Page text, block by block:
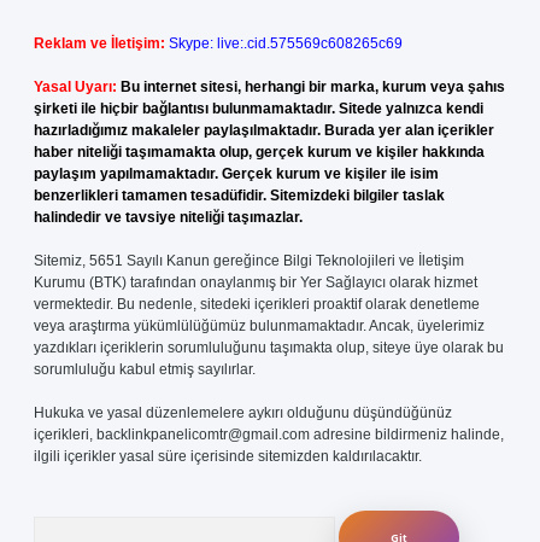
Reklam ve İletişim: Skype: live:.cid.575569c608265c69
Yasal Uyarı: Bu internet sitesi, herhangi bir marka, kurum veya şahıs
şirketi ile hiçbir bağlantısı bulunmamaktadır. Sitede yalnızca kendi
hazırladığımız makaleler paylaşılmaktadır. Burada yer alan içerikler
haber niteliği taşımamakta olup, gerçek kurum ve kişiler hakkında
paylaşım yapılmamaktadır. Gerçek kurum ve kişiler ile isim
benzerlikleri tamamen tesadüfidir. Sitemizdeki bilgiler taslak
halindedir ve tavsiye niteliği taşımazlar.
Sitemiz, 5651 Sayılı Kanun gereğince Bilgi Teknolojileri ve İletişim
Kurumu (BTK) tarafından onaylanmış bir Yer Sağlayıcı olarak hizmet
vermektedir. Bu nedenle, sitedeki içerikleri proaktif olarak denetleme
veya araştırma yükümlülüğümüz bulunmamaktadır. Ancak, üyelerimiz
yazdıkları içeriklerin sorumluluğunu taşımakta olup, siteye üye olarak bu
sorumluluğu kabul etmiş sayılırlar.
Hukuka ve yasal düzenlemelere aykırı olduğunu düşündüğünüz
içerikleri, backlinkpanelicomtr@gmail.com adresine bildirmeniz halinde,
ilgili içerikler yasal süre içerisinde sitemizden kaldırılacaktır.